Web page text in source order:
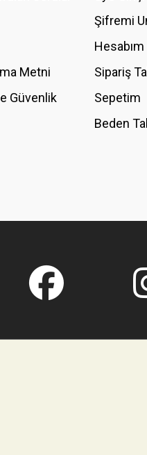
pahalı.
olmalı.
Metni
Güvenlik
Şifremi
Hesabım
Sipariş
Sepetim
Beden